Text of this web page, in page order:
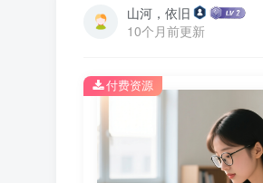
山河，依旧
10个月前更新
付费资源